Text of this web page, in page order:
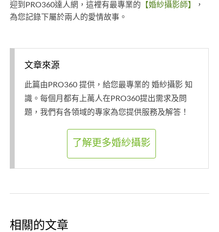
迎到PRO360達人網，這裡有最專業的 【婚紗攝影師】
，
為您記錄下屬於兩人的愛情故事。
文章來源
此篇由PRO360 提供，給您最專業的 婚紗攝影 知
識。每個月都有上萬人在PRO360提出需求及問
題，我們有各領域的專家為您提供服務及解答！
了解更多婚紗攝影
相關的文章